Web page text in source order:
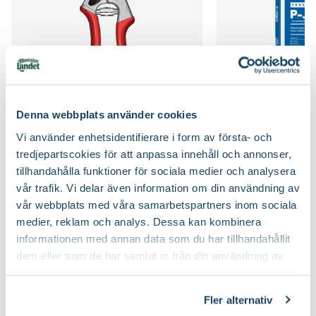
Denna webbplats använder cookies
Vi använder enhetsidentifierare i form av första- och
tredjepartscokies för att anpassa innehåll och annonser,
tillhandahålla funktioner för sociala medier och analysera
vår trafik. Vi delar även information om din användning av
vår webbplats med våra samarbetspartners inom sociala
medier, reklam och analys. Dessa kan kombinera
informationen med annan data som du har tillhandahållit
dem eller som de har samlat in från din användning av
Fler alternativ
Brokbladig, Ljusgrön
Utmärkande egenskaper
Ursprung Kina, Korea, Japan
Art nr 280785
Rododendrongödsel, Trädgårdsgödsel
Jordprodukter
grenar
Beskärningstid Juli-september (JAS-perioden)
Sekatör Felco 4
579:-
Välj butik
Till Produkten
till Sekatör Felco 4 produktsida
8990
Välj butik
Till
Bra att veta när du handlar
Höjd, längd och bilder